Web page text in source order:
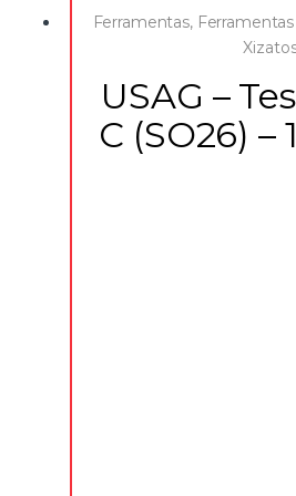
Ferramentas,
USAG –
C (SO26) –